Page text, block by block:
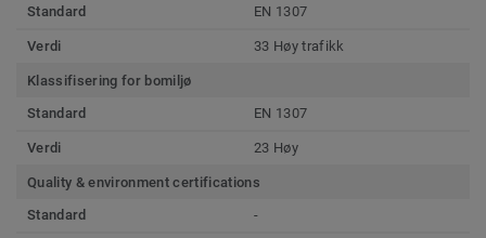
Standard EN 1307
Verdi 33 Høy trafikk
Klassifisering for bomiljø
Standard
EN 1307
Verdi 23 Høy
Quality & environment certifications
Standard
-